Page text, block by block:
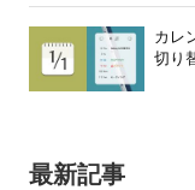
カレ
切り
最新記事